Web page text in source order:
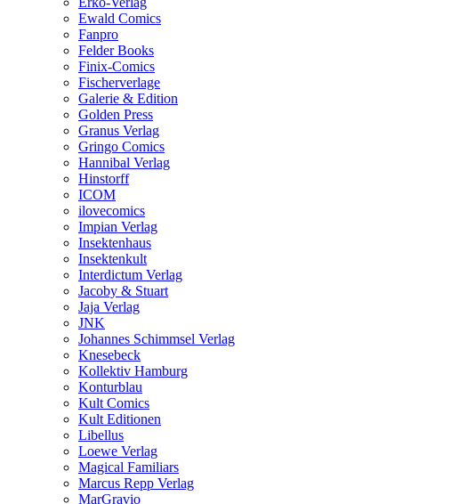
Ewald Comics
Fanpro
Felder Books
Finix-Comics
Fischerverlage
Galerie & Edition
Golden Press
Granus Verlag
Gringo Comics
Hannibal Verlag
Hinstorff
ICOM
ilovecomics
Impian Verlag
Insektenhaus
Insektenkult
Interdictum Verlag
Jacoby & Stuart
Jaja Verlag
JNK
Johannes Schimmsel Verlag
Knesebeck
Kollektiv Hamburg
Konturblau
Kult Comics
Kult Editionen
Libellus
Loewe Verlag
Magical Familiars
Marcus Repp Verlag
MarGravio